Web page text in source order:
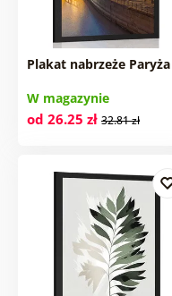
Plakat nabrzeże Paryża
W magazynie
od 26.25 zł 32.81 zł